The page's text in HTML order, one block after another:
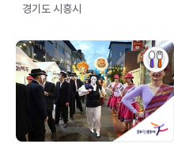
경기도 시흥시